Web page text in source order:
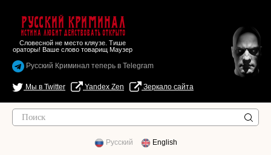
Русский Криминал
Истина любит действовать открыто
Словесной не место кляузе. Тише
ораторы! Ваше слово товарищ Маузер
Русский Криминал теперь в Telegram
Мы в Twitter Yandex Zen Зеркало сайта
Русский English